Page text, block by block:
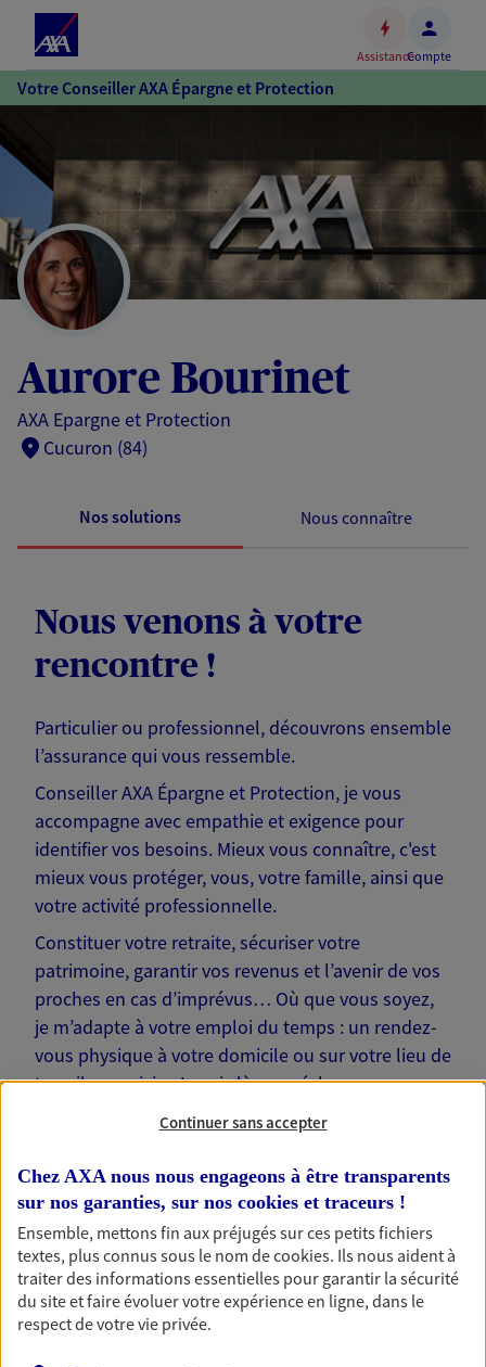
Accéder
au
Accéder
au
pied
de
page
AssistanceCompte
Votre Conseiller AXA Épargne et Protection
Aurore Bourinet
AXA Epargne et Protection
Cucuron (84)
Nos solutions Nous connaître
Nous venons à votre
rencontre !
Particulier ou professionnel, découvrons ensemble
l’assurance qui vous ressemble.
Conseiller AXA Épargne et Protection, je vous
accompagne avec empathie et exigence pour
identifier vos besoins. Mieux vous connaître, c'est
mieux vous protéger, vous, votre famille, ainsi que
votre activité professionnelle.
Constituer votre retraite, sécuriser votre
patrimoine, garantir vos revenus et l’avenir de vos
proches en cas d’imprévus… Où que vous soyez,
je m’adapte à votre emploi du temps : un rendez-
vous physique à votre domicile ou sur votre lieu de
travail, une visio. Je suis là pour échanger avec
Nos offres phares
Continuer sans accepter
Chez AXA nous nous engageons à être transparents
sur nos garanties, sur nos cookies et traceurs !
Ensemble, mettons fin aux préjugés sur ces petits fichiers
textes, plus connus sous le nom decookies. Ils nous aident à
traiter des informations essentielles pour garantir la sécurité
du site et faire évoluer votre expérience en ligne, dans le
respect de votre vie privée.